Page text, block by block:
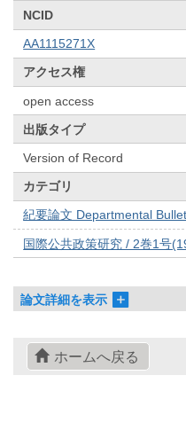
NCID
AA1115271X
アクセス権
open access
出版タイプ
Version of Record
カテゴリ
紀要論文 Departmental
国際公共政策研究 / 2巻1号
論文詳細を表示
ホームへ戻る